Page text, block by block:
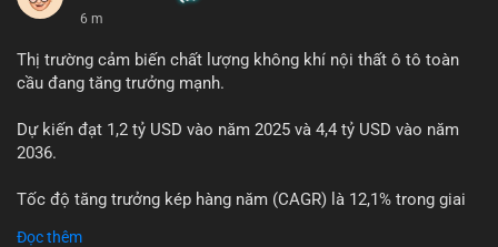
6 m
Thị trường cảm biến chất lượng không khí nội thất ô tô toàn
cầu đang tăng trưởng mạnh.
Dự kiến đạt 1,2 tỷ USD vào năm 2025 và 4,4 tỷ USD vào năm
2036.
Tốc độ tăng trưởng kép hàng năm (CAGR) là 12,1% trong giai
Đọc thêm